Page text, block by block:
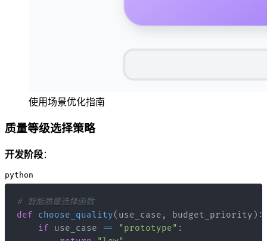
使用场景优化指南
质量等级选择策略
开发阶段：
python
# 智能质量选择函数
def
choose_quality( use_case , budget_priority ) :
if use_case == "prototype" :